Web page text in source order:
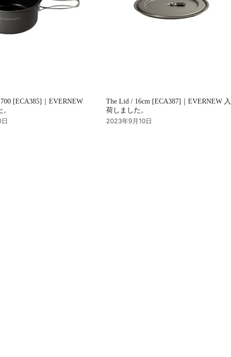
[ECA385]｜EVERNEW
The Lid / 16cm [ECA387]｜EVERNEW 入
荷しました。
2023年9月10日